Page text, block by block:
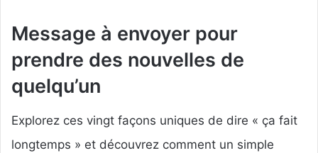
Message à envoyer pour
prendre des nouvelles de
quelqu’un
Explorez ces vingt façons uniques de dire « ça fait
longtemps » et découvrez comment un simple